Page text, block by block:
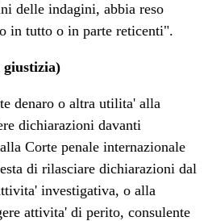
delle indagini, abbia reso
in tutto o in parte reticenti".
denaro o altra utilita' alla
dichiarazioni davanti
Corte penale internazionale
di rilasciare dichiarazioni dal
investigativa, o alla
attivita' di perito, consulente